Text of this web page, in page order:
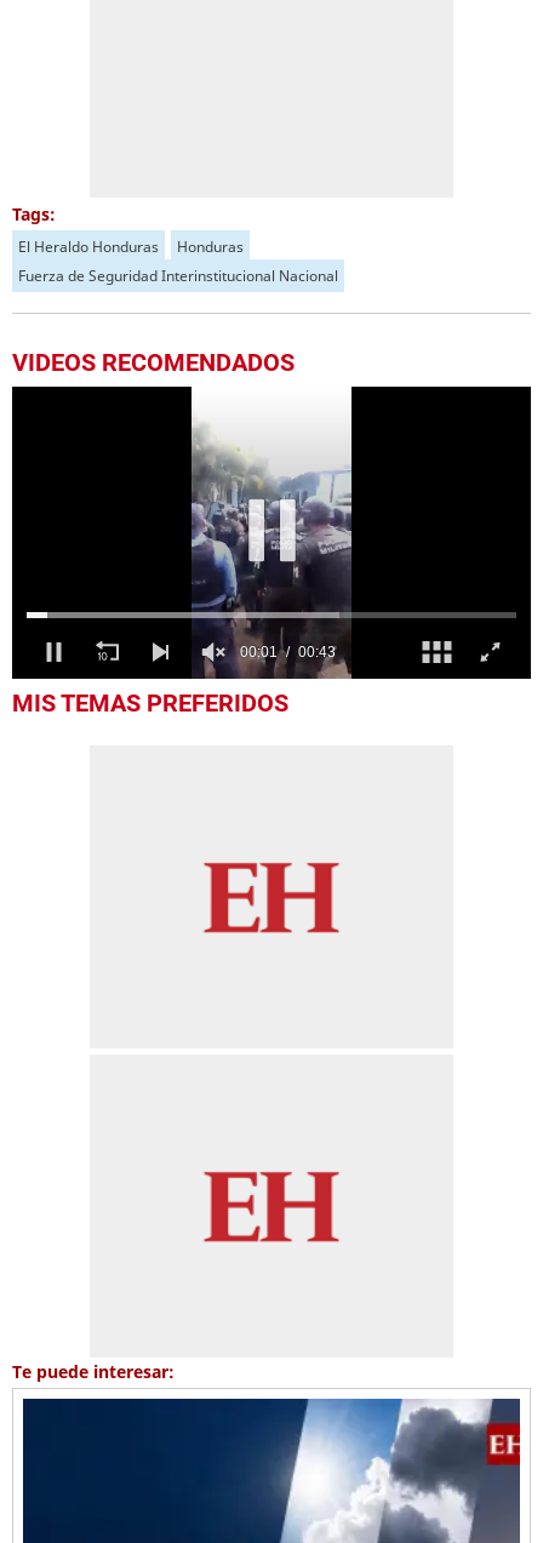
Tags:
El Heraldo Honduras
Honduras
Fuerza de Seguridad Interinstitucional Nacional
VIDEOS RECOMENDADOS
seconds
MIS TEMAS PREFERIDOS
Te puede interesar: